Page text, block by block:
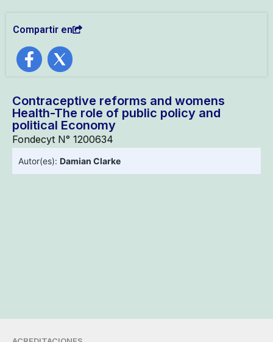
Compartir en
Contraceptive reforms and womens
Health-The role of public policy and
political Economy
Fondecyt N° 1200634
Autor(es): Damian Clarke